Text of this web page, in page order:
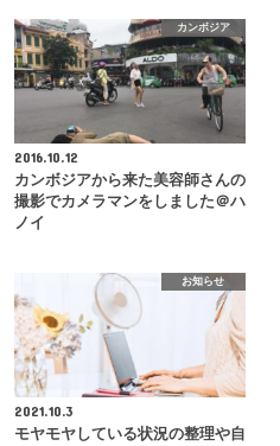
カンボジア
2016.10.12
カンボジアから来た美容師さんの
撮影でカメラマンをしました＠ハ
ノイ
お知らせ
2021.10.3
モヤモヤしている状況の整理や自